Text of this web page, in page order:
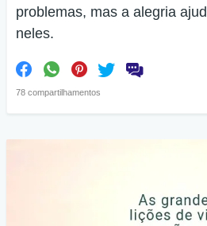
problemas, mas a alegria
neles.
78 compartilhamentos